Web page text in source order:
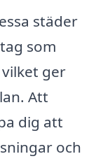
städer
som
ger
Att
dig att
och